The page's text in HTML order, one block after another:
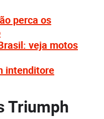
perca os
veja motos
intenditore
Triumph